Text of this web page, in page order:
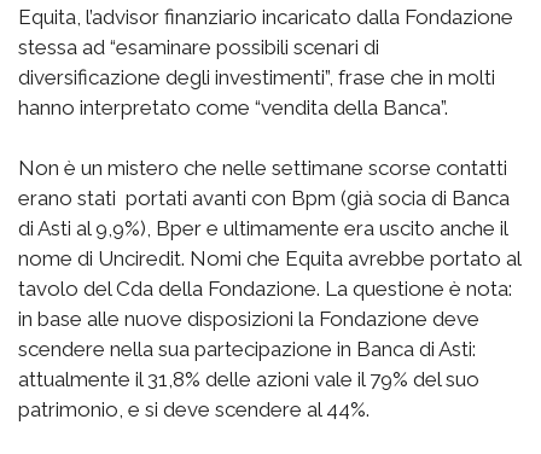
Equita, l’advisor finanziario incaricato dalla Fondazione
stessa ad “esaminare possibili scenari di
diversificazione degli investimenti”, frase che in molti
hanno interpretato come “vendita della Banca”.
Non è un mistero che nelle settimane scorse contatti
erano stati portati avanti con Bpm (già socia di Banca
di Asti al 9,9%), Bper e ultimamente era uscito anche il
nome di Unciredit. Nomi che Equita avrebbe portato al
tavolo del Cda della Fondazione. La questione è nota:
in base alle nuove disposizioni la Fondazione deve
scendere nella sua partecipazione in Banca di Asti:
attualmente il 31,8% delle azioni vale il 79% del suo
patrimonio, e si deve scendere al 44%.